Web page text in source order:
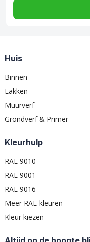
Huis
Binnen
Lakken
Muurverf
Grondverf & Primer
Kleurhulp
RAL 9010
RAL 9001
RAL 9016
Meer RAL-kleuren
Kleur kiezen
Altijd op de hoogte